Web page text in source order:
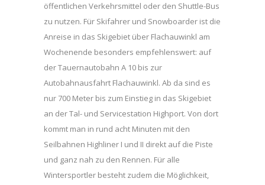
öffentlichen Verkehrsmittel oder den Shuttle-Bus
zu nutzen. Für Skifahrer und Snowboarder ist die
Anreise in das Skigebiet über Flachauwinkl am
Wochenende besonders empfehlenswert: auf
der Tauernautobahn A 10 bis zur
Autobahnausfahrt Flachauwinkl. Ab da sind es
nur 700 Meter bis zum Einstieg in das Skigebiet
an der Tal- und Servicestation Highport. Von dort
kommt man in rund acht Minuten mit den
Seilbahnen Highliner I und II direkt auf die Piste
und ganz nah zu den Rennen. Für alle
Wintersportler besteht zudem die Möglichkeit,